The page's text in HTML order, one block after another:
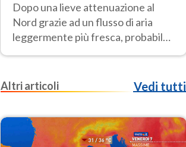
Dopo una lieve attenuazione al
Nord grazie ad un flusso di aria
leggermente più fresca, probabile
nuovo rinforzo dell’anticiclone
Altri articoli
Vedi tutti